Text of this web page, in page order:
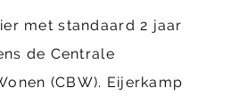
met standaard 2 jaar
de Centrale
(CBW). Eijerkamp